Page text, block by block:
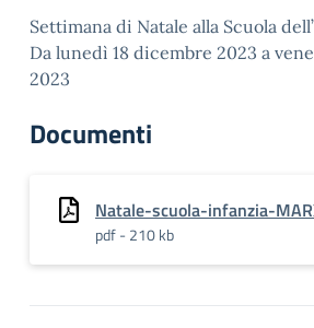
Settimana di Natale alla Scuola
Da lunedì 18 dicembre 2023 a
2023
Documenti
Natale-scuola-infanzia-
pdf - 210 kb